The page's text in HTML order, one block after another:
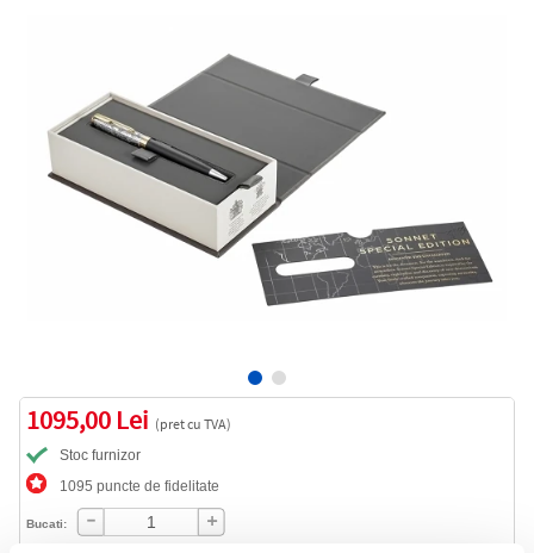
1095,00 Lei (pret cu TVA)
Stoc furnizor
1095 puncte de fidelitate
Bucati: